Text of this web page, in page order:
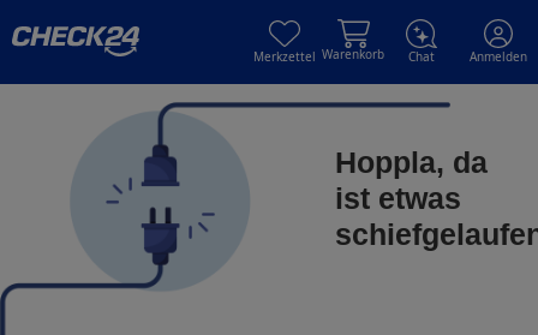
Merkzettel Warenkorb Chat Anmelden
Hoppla, da
ist etwas